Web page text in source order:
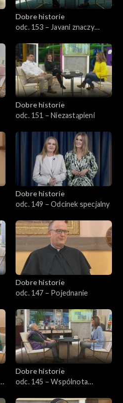
Dobre historie
odc. 153 – Javani znaczy
Dobre historie
odc. 151 – Niezastąpieni
Dobre historie
odc. 149 – Odcinek specjalny
Dobre historie
odc. 147 – Pojednanie
Dobre historie
odc. 145 – Wspólnota